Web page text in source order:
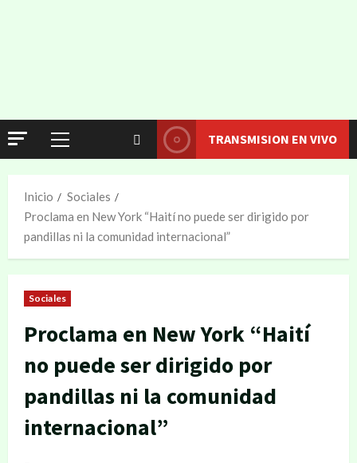
TRANSMISION EN VIVO
Inicio
Sociales
Proclama en New York “Haití no puede ser dirigido por
pandillas ni la comunidad internacional”
Sociales
Proclama en New York “Haití
no puede ser dirigido por
pandillas ni la comunidad
internacional”